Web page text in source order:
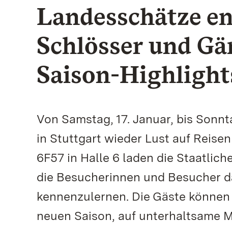
Landesschätze
Schlösser und
Saison-
Von Samstag, 17. Januar, bis
in Stuttgart wieder Lust auf
6F57 in Halle 6 laden die
die Besucherinnen und Besucher
kennenzulernen. Die Gäste
neuen Saison, auf unterhaltsame